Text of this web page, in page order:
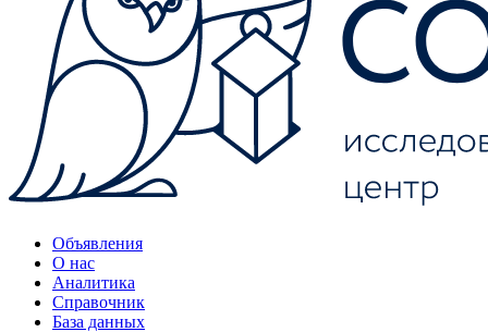
Объявления
О нас
Аналитика
Справочник
База данных